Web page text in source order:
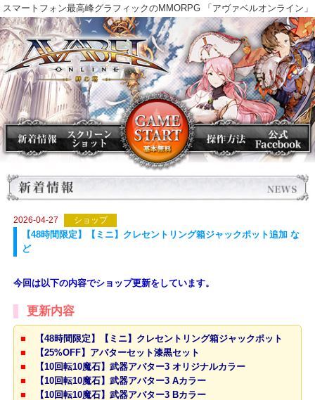
スマートフォン最高峰グラフィックのMMORPG 「アヴァベルオンラ
2026-04-27 ショップ
【48時間限定】【ミニ】クレセントリング箱ジャックポット追加
今回は以下の内容でショップ更新をしています。
更新内容
■
【48時間限定】【ミニ】クレセントリング箱ジャックポット
■
【25%OFF】アバターセット漆黒セット
■ 【10回転10魔石】武器アバター3 オリジナルカラー